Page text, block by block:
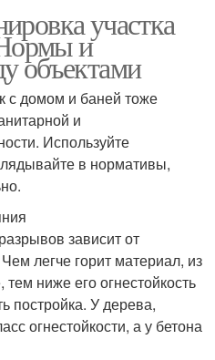
участка
и
объектами
с домом и баней тоже
и
Используйте
в нормативы,
зависит от
легче горит материал, из
тем ниже его огнестойкость
постройка. У дерева,
огнестойкости, а у бетона